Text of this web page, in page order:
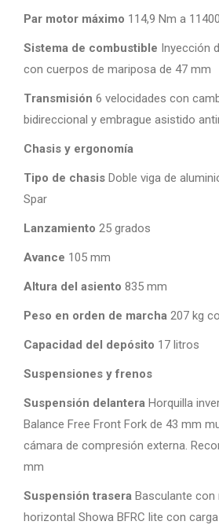
Par motor máximo 114,9 Nm a
Sistema de combustible Inyección
con cuerpos de mariposa de 47 mm
Transmisión 6 velocidades con
bidireccional y embrague asistido
Chasis y ergonomía
Tipo de chasis Doble viga de
Spar
Lanzamiento 25 grados
Avance 105 mm
Altura del asiento 835 mm
Peso en orden de marcha 207 kg
Capacidad del depósito 17 litros
Suspensiones y frenos
Suspensión delantera Horquilla
Balance Free Front Fork de 43 mm
cámara de compresión externa.
mm
Suspensión trasera Basculante
horizontal Showa BFRC lite con